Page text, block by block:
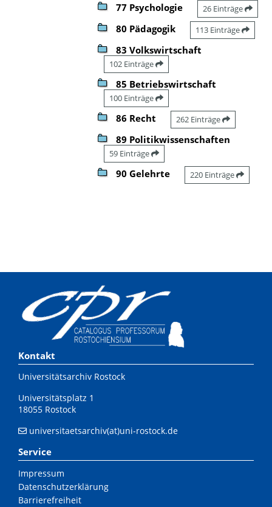
77 Psychologie 26 Einträge
80 Pädagogik 113 Einträge
83 Volkswirtschaft
102 Einträge
85 Betriebswirtschaft
100 Einträge
86 Recht 262 Einträge
89 Politikwissenschaften
59 Einträge
90 Gelehrte 220 Einträge
Kontakt
Universitätsarchiv Rostock
Universitätsplatz 1
18055 Rostock
universitaetsarchiv(at)uni-rostock.de
Service
Impressum
Datenschutzerklärung
Barrierefreiheit